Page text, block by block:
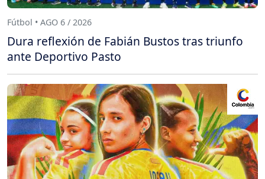
Fútbol • AGO 6 / 2026
Dura reflexión de Fabián Bustos tras triunfo
ante Deportivo Pasto